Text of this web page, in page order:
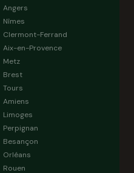
Angers
Nîmes
Clermont-Ferrand
Aix-en-Provence
Metz
Brest
Tours
Amiens
Limoges
Perpignan
Besançon
Orléans
Rouen